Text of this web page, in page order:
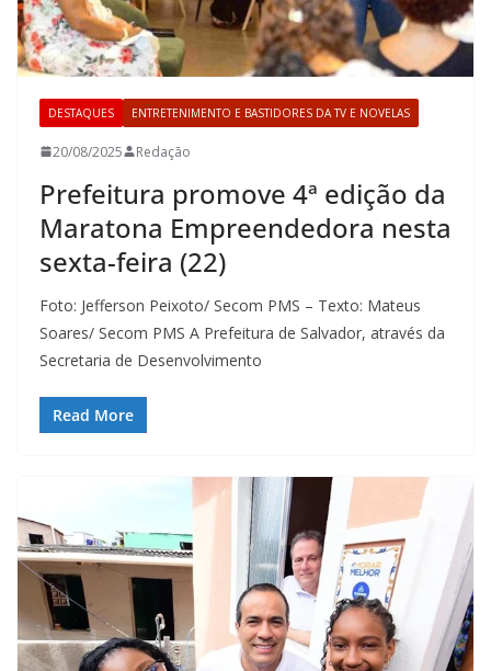
DESTAQUES ENTRETENIMENTO E BASTIDORES DA TV E NOVELAS
20/08/2025 Redação
Prefeitura promove 4ª edição da
Maratona Empreendedora nesta
sexta-feira (22)
Foto: Jefferson Peixoto/ Secom PMS – Texto: Mateus
Soares/ Secom PMS A Prefeitura de Salvador, através da
Secretaria de Desenvolvimento
Read More